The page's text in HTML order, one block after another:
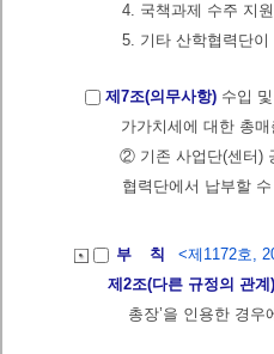
4. 국책과제 수주 지원
5. 기타 산학협력단
제7조(의무사항) 수입
가가치세에 대한 총
② 기존 사업단(센터)
협력단에서 납부할
부 칙
<제1172호,
제2조(다른 규정의 관계)
총장’을 인용한 경우